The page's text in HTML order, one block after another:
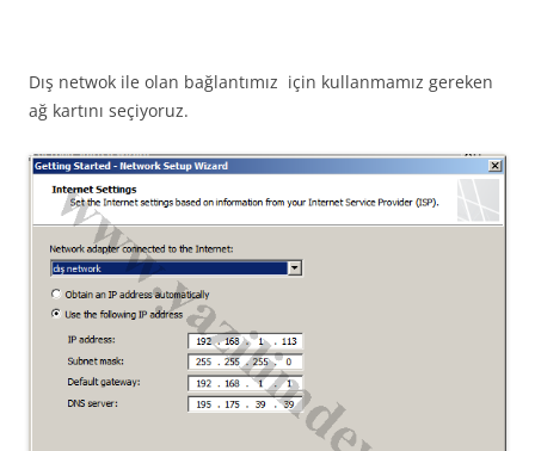
Dış netwok ile olan bağlantımız için kullanmamız gereken
ağ kartını seçiyoruz.